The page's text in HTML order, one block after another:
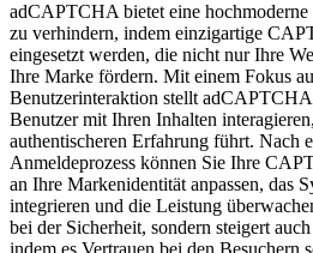
adCAPTCHA bietet eine
zu verhindern, indem einzigartige
eingesetzt werden, die nicht nur Ihre
Ihre Marke fördern. Mit einem Fokus
Benutzerinteraktion stellt adCAPTCHA
Benutzer mit Ihren Inhalten
authentischeren Erfahrung führt. Nach
Anmeldeprozess können Sie Ihre
an Ihre Markenidentität anpassen, das
integrieren und die Leistung
bei der Sicherheit, sondern steigert